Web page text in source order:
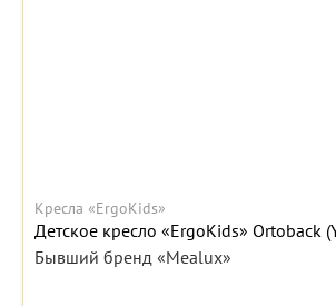
Кресла «ErgoKids»
Детское кресло «ErgoKids» Ortoback
Бывший бренд «Mealux»